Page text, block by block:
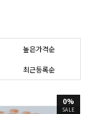
높은가격순
최근등록순
0%
SALE